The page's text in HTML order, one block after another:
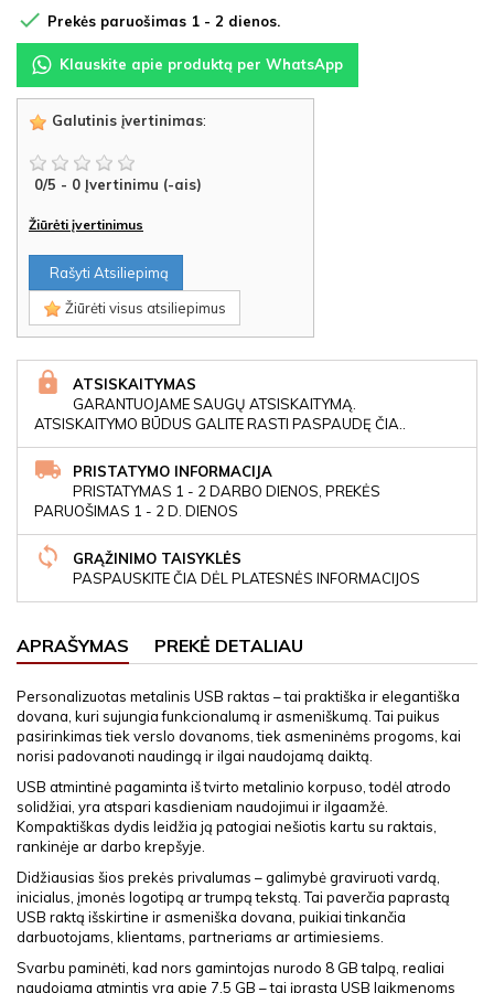
 Prekės paruošimas 1 - 2 dienos.
Klauskite apie produktą per WhatsApp
Galutinis įvertinimas:
0/5 - 0 Įvertinimu (-ais)
Žiūrėti įvertinimus
Rašyti Atsiliepimą
Žiūrėti visus atsiliepimus
ATSISKAITYMAS
GARANTUOJAME SAUGŲ ATSISKAITYMĄ.
ATSISKAITYMO BŪDUS GALITE RASTI PASPAUDĘ ČIA..
PRISTATYMO INFORMACIJA
PRISTATYMAS 1 - 2 DARBO DIENOS, PREKĖS
PARUOŠIMAS 1 - 2 D. DIENOS
GRĄŽINIMO TAISYKLĖS
PASPAUSKITE ČIA DĖL PLATESNĖS INFORMACIJOS
APRAŠYMAS PREKĖ DETALIAU
Personalizuotas metalinis USB raktas – tai praktiška ir elegantiška
dovana, kuri sujungia funkcionalumą ir asmeniškumą. Tai puikus
pasirinkimas tiek verslo dovanoms, tiek asmeninėms progoms, kai
norisi padovanoti naudingą ir ilgai naudojamą daiktą.
USB atmintinė pagaminta iš tvirto metalinio korpuso, todėl atrodo
solidžiai, yra atspari kasdieniam naudojimui ir ilgaamžė.
Kompaktiškas dydis leidžia ją patogiai nešiotis kartu su raktais,
rankinėje ar darbo krepšyje.
Didžiausias šios prekės privalumas – galimybė graviruoti vardą,
inicialus, įmonės logotipą ar trumpą tekstą. Tai paverčia paprastą
USB raktą išskirtine ir asmeniška dovana, puikiai tinkančia
darbuotojams, klientams, partneriams ar artimiesiems.
Svarbu paminėti, kad nors gamintojas nurodo 8 GB talpą, realiai
naudojama atmintis yra apie 7.5 GB – tai įprasta USB laikmenoms